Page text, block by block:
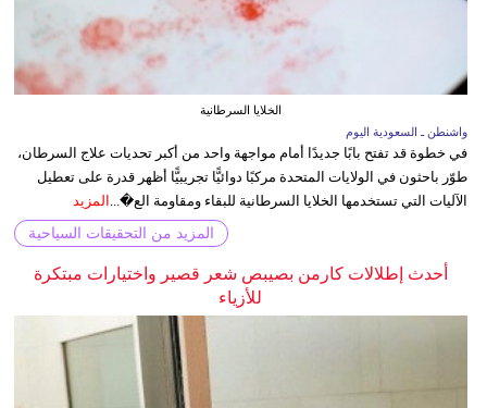
الخلايا السرطانية
واشنطن ـ السعودية اليوم
في خطوة قد تفتح بابًا جديدًا أمام مواجهة واحد من أكبر تحديات علاج السرطان،
طوّر باحثون في الولايات المتحدة مركبًا دوائيًّا تجريبيًّا أظهر قدرة على تعطيل
الآليات التي تستخدمها الخلايا السرطانية للبقاء ومقاومة الع�... المزيد
المزيد من التحقيقات السياحية
أحدث إطلالات كارمن بصيبص شعر قصير واختيارات مبتكرة
للأزياء